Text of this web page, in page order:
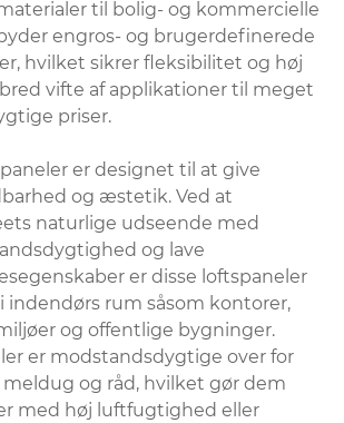
til bolig- og kommercielle
engros- og brugerdefinerede
hvilket sikrer fleksibilitet og høj
vifte af applikationer til meget
priser.
er designet til at give
og æstetik. Ved at
naturlige udseende med
og lave
er disse loftspaneler
indendørs rum såsom kontorer,
og offentlige bygninger.
er modstandsdygtige over for
og råd, hvilket gør dem
med høj luftfugtighed eller